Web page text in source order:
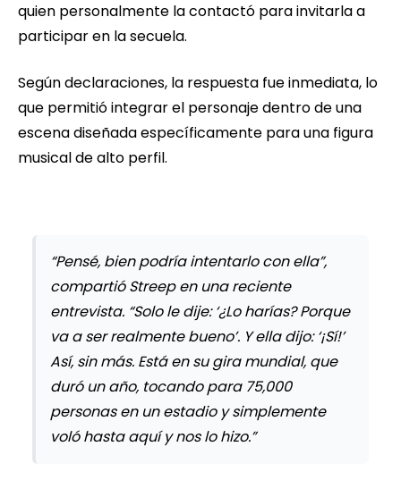
quien personalmente la contactó para invitarla a
participar en la secuela.
Según declaraciones, la respuesta fue inmediata, lo
que permitió integrar el personaje dentro de una
escena diseñada específicamente para una figura
musical de alto perfil.
“Pensé, bien podría intentarlo con ella”,
compartió Streep en una reciente
entrevista. “Solo le dije: ‘¿Lo harías? Porque
va a ser realmente bueno’. Y ella dijo: ‘¡Sí!’
Así, sin más. Está en su gira mundial, que
duró un año, tocando para 75,000
personas en un estadio y simplemente
voló hasta aquí y nos lo hizo.”